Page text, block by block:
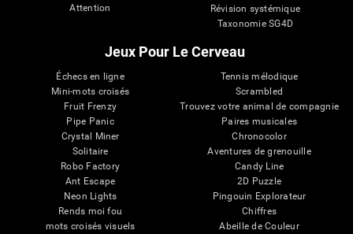
Attention
Révision systémique
Taxonomie SG4D
Jeux Pour Le Cerveau
Échecs en ligne
Mini-mots croisés
Fruit Frenzy
Pipe Panic
Crystal Miner
Solitaire
Robo Factory
Ant Escape
Neon Lights
Rends moi fou
mots croisés visuels
Tennis mélodique
Scrambled
Trouvez votre animal de compagnie
Paires musicales
Chronocolor
Aventures de grenouille
Candy Line
2D Puzzle
Pingouin Explorateur
Chiffres
Abeille de Couleur